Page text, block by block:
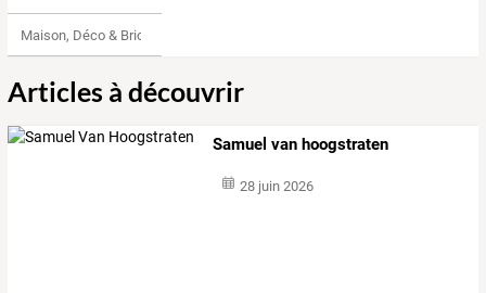
Maison, Déco & Bricolage
Articles à découvrir
Samuel van hoogstraten
28 juin 2026